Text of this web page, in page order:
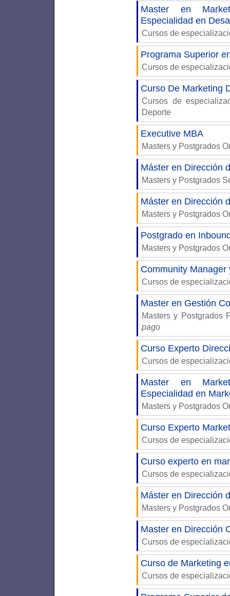
Master en
Especialidad en
Cursos de
Programa Superior
Cursos de
Curso De Marketing
Cursos de
Deporte
Executive MBA
Masters y Postgrados
Máster en Dirección
Masters y Postgrados
Máster en Dirección
Masters y Postgrados
Postgrado en
Masters y Postgrados
Community
Cursos de
Master en Gestión
Masters y Postgrados
pago
Curso Experto
Cursos de
Master en
Especialidad en
Masters y Postgrados
Curso Experto
Cursos de
Curso experto en
Cursos de
Máster en Dirección
Masters y Postgrados
Master en Dirección
Cursos de
Curso de Marketing
Cursos de